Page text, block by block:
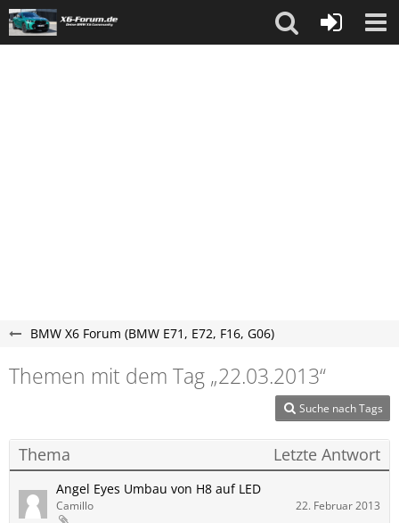
BMW X6 Forum (BMW E71, E72, F16, G06)
Themen mit dem Tag „22.03.2013“
Suche nach Tags
Thema Letzte Antwort
Angel Eyes Umbau von H8 auf LED
Camillo 22. Februar 2013